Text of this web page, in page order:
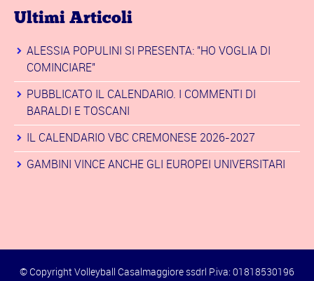
Ultimi Articoli
ALESSIA POPULINI SI PRESENTA: "HO VOGLIA DI
COMINCIARE"
PUBBLICATO IL CALENDARIO. I COMMENTI DI
BARALDI E TOSCANI
IL CALENDARIO VBC CREMONESE 2026-2027
GAMBINI VINCE ANCHE GLI EUROPEI UNIVERSITARI
© Copyright Volleyball Casalmaggiore ssdrl P.iva: 01818530196